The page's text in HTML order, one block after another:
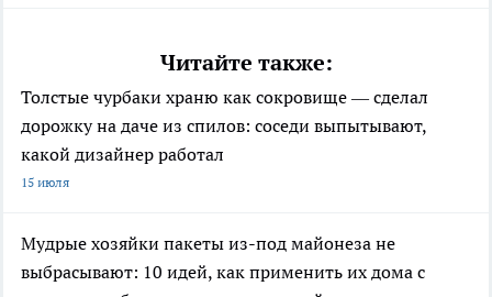
Читайте также:
Толстые чурбаки храню как сокровище — сделал
дорожку на даче из спилов: соседи выпытывают,
какой дизайнер работал
15 июля
Мудрые хозяйки пакеты из-под майонеза не
выбрасывают: 10 идей, как применить их дома с